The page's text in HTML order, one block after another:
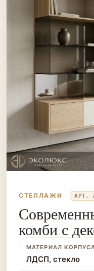
СТЕЛЛАЖИ АРТ.
комби с
МАТЕРИАЛ
ЛДСП, стекло